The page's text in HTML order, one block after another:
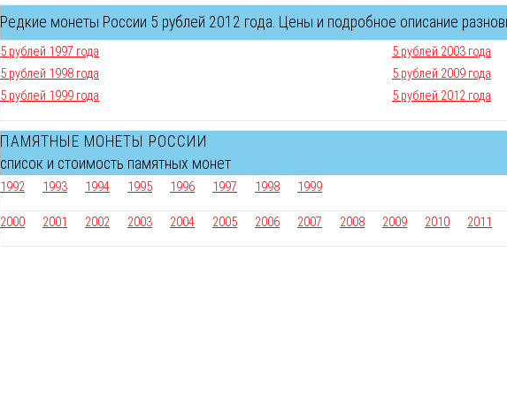
Редкие монеты России 5 рублей 2012 года. Цены и подробное описание
5 рублей 1997 года
5 рублей 1998 года
5 рублей 1999 года
5 рублей 2003 года
5 рублей 2009 года
5 рублей 2012 года
ПАМЯТНЫЕ МОНЕТЫ РОССИИ
список и стоимость памятных монет
1992 1993 1994 1995 1996 1997 1998 1999
2000 2001 2002 2003 2004 2005 2006 2007 2008 2009 2010 2011